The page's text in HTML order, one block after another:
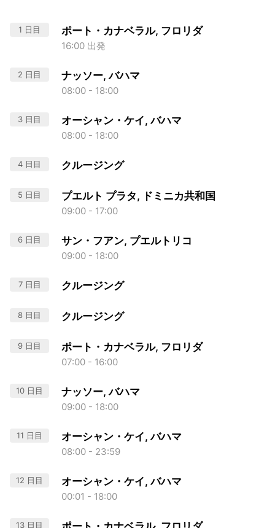
1 日目 ポート・カナベラル, フロリダ
16:00 出発
2 日目 ナッソー, バハマ
08:00 - 18:00
3 日目 オーシャン・ケイ, バハマ
08:00 - 18:00
4 日目 クルージング
5 日目 プエルト プラタ, ドミニカ共和国
09:00 - 17:00
6 日目 サン・フアン, プエルトリコ
09:00 - 18:00
7 日目 クルージング
8 日目 クルージング
9 日目 ポート・カナベラル, フロリダ
07:00 - 16:00
10 日目 ナッソー, バハマ
09:00 - 18:00
11 日目 オーシャン・ケイ, バハマ
08:00 - 23:59
12 日目 オーシャン・ケイ, バハマ
00:01 - 18:00
13 日目